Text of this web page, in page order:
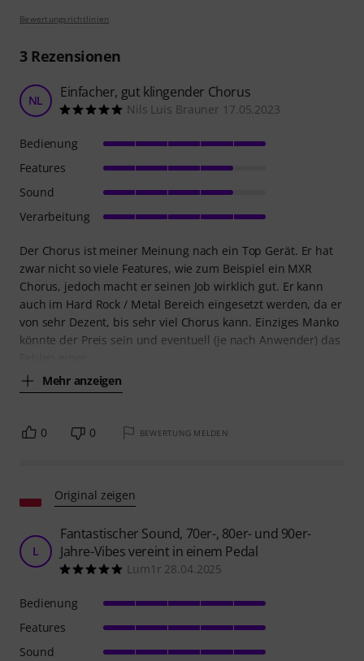
Bewertungsrichtlinien
3Rezensionen
NL Einfacher, gut klingender Chorus
Nils Luis Brauner 17.05.2023
Der Chorus ist meiner Meinung nach ein Top Gerät. Er hat
zwar nicht so viele Features, wie zum Beispiel ein MXR
Chorus, jedoch macht er seinen Job wirklich gut. Er kann
auch im Hard Rock / Metal Bereich eingesetzt werden, da er
von sehr Dezent, bis sehr viel Chorus kann. Einziges Manko
könnte der Preis sein und eventuell (je nach Anwender) das
Mehr anzeigen
Bedienung
Features
Sound
Verarbeitung
0 0 BEWERTUNG MELDEN
Original zeigen
L
Fantastischer Sound, 70er-, 80er- und 90er-
Jahre-Vibes vereint in einem Pedal
Lum1r 28.04.2025
Bedienung
Features
Sound